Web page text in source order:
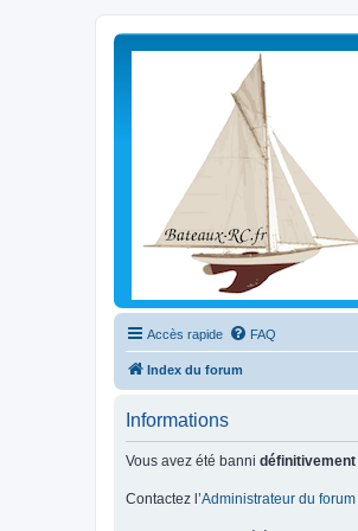
Accès rapide FAQ
Index du forum
Informations
Vous avez été banni définitivement
Contactez l’Administrateur du forum